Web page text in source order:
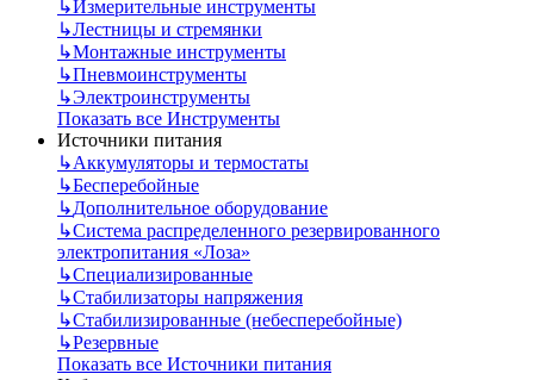
↳Измерительные инструменты
↳Лестницы и стремянки
↳Монтажные инструменты
↳Пневмоинструменты
↳Электроинструменты
Показать все Инструменты
Источники питания
↳Аккумуляторы и термостаты
↳Бесперебойные
↳Дополнительное оборудование
↳Система распределенного резервированного
электропитания «Лоза»
↳Специализированные
↳Стабилизаторы напряжения
↳Стабилизированные (небесперебойные)
↳Резервные
Показать все Источники питания